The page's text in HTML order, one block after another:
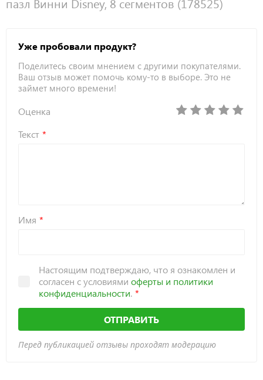
Уже пробовали продукт?
Поделитесь своим мнением с другими покупателями.
Ваш отзыв может помочь кому-то в выборе. Это не
займет много времени!
Оценка
Текст
Имя
Настоящим подтверждаю, что я ознакомлен и
согласен с условиями оферты и политики
конфиденциальности.
ОТПРАВИТЬ
Перед публикацией отзывы проходят модерацию